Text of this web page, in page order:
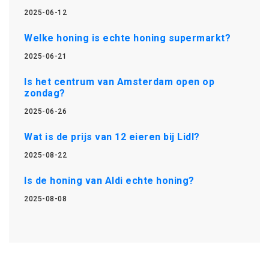
2025-06-12
Welke honing is echte honing supermarkt?
2025-06-21
Is het centrum van Amsterdam open op
zondag?
2025-06-26
Wat is de prijs van 12 eieren bij Lidl?
2025-08-22
Is de honing van Aldi echte honing?
2025-08-08